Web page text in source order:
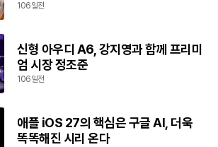
106일전
신형 아우디 A6, 강지영과 함께 프리미
엄 시장 정조준
106일전
애플 iOS 27의 핵심은 구글 AI, 더욱
똑똑해진 시리 온다